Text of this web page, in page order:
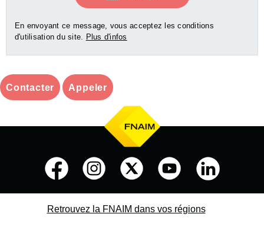
En envoyant ce message, vous acceptez les conditions
d'utilisation du site. Plus d'infos
Contacter Appeler
Retrouvez la FNAIM dans vos régions